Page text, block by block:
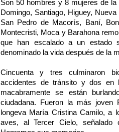
Son 50 hombres y 8 mujeres de
Domingo, Santiago, Higuey,
San Pedro de Macorís, Baní,
Montecristi, Moca y Barahona
que han escalado a un estado
denominado la vida después de la
Cincuenta y tres culminaron
accidentes de tránsito y dos en
macabramente se están
ciudadana. Fueron la más
longeva María Cristina Camilo, a
aves, al Tercer Cielo,